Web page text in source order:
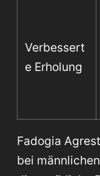
Verbessert
e Erholung
Fadogia
bei